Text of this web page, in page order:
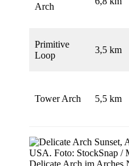
Arch
Primitive
Loop
3,5 km
Tower Arch 5,5 km